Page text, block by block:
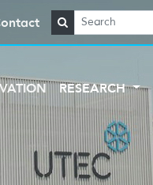
RESEARCH